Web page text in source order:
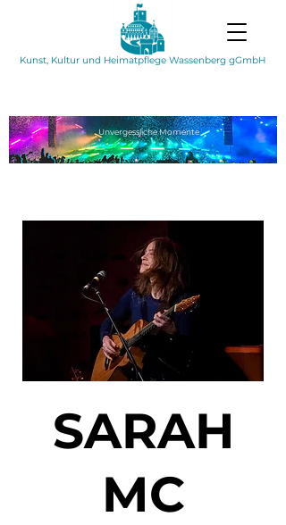
Kunst, Kultur und Heimatpflege Wassenberg gGmbH
UnvergesslicheMomente
SARAH
MC